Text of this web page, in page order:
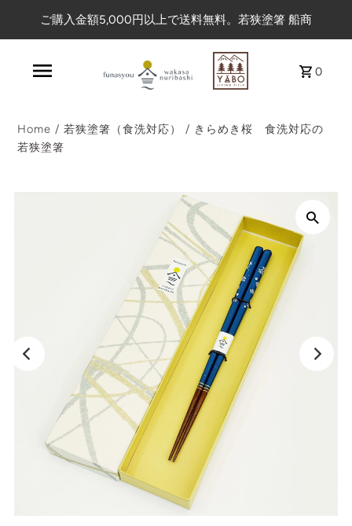
ご購入金額5,000円以上で送料無料。若狭塗箸 船商
0
Home /若狭塗箸（食洗対応） / きらめき桜 食洗対応の
若狭塗箸